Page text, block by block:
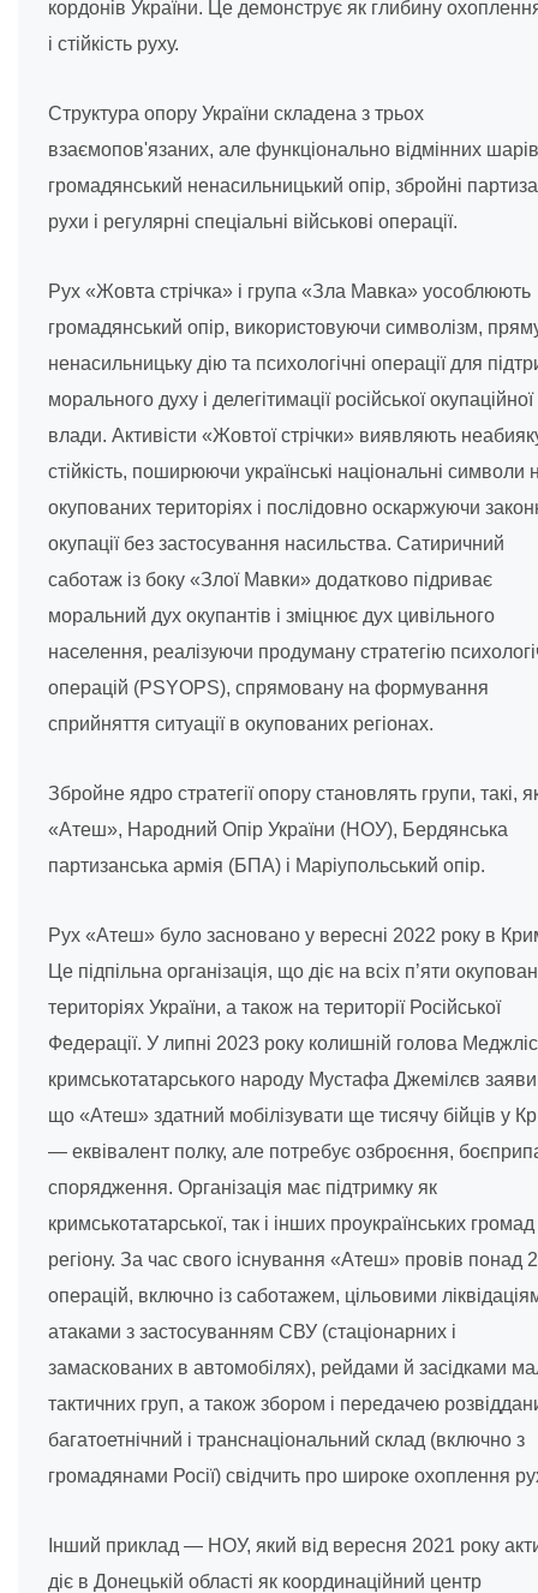
кордонів України. Це демонструє як глибину
і стійкість руху.
Структура опору України складена з трьох
взаємопов'язаних, але функціонально відмінних
громадянський ненасильницький опір, збройні
рухи і регулярні спеціальні військові операції.
Рух «Жовта стрічка» і група «Зла Мавка» уособлюють
громадянський опір, використовуючи символізм,
ненасильницьку дію та психологічні операції для
морального духу і делегітимації російської окупаційної
влади. Активісти «Жовтої стрічки» виявляють
стійкість, поширюючи українські національні символи
окупованих територіях і послідовно оскаржуючи
окупації без застосування насильства. Сатиричний
саботаж із боку «Злої Мавки» додатково підриває
моральний дух окупантів і зміцнює дух цивільного
населення, реалізуючи продуману стратегію
операцій (PSYOPS), спрямовану на формування
сприйняття ситуації в окупованих регіонах.
Збройне ядро стратегії опору становлять групи, такі,
«Атеш», Народний Опір України (НОУ), Бердянська
партизанська армія (БПА) і Маріупольський опір.
Рух «Атеш» було засновано у вересні 2022 року в
Це підпільна організація, що діє на всіх п’яти
територіях України, а також на території Російської
Федерації. У липні 2023 року колишній голова
кримськотатарського народу Мустафа Джемілєв
що «Атеш» здатний мобілізувати ще тисячу бійців у
— еквівалент полку, але потребує озброєння,
спорядження. Організація має підтримку як
кримськотатарської, так і інших проукраїнських громад
регіону. За час свого існування «Атеш» провів понад
операцій, включно із саботажем, цільовими
атаками з застосуванням СВУ (стаціонарних і
замаскованих в автомобілях), рейдами й засідками
тактичних груп, а також збором і передачею
багатоетнічний і транснаціональний склад (включно з
громадянами Росії) свідчить про широке охоплення
Інший приклад — НОУ, який від вересня 2021 року
діє в Донецькій області як координаційний центр